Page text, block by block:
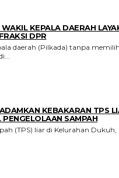
KEPALA DAERAH
DPR
daerah (Pilkada) tanpa
KEBAKARAN TPS
SAMPAH
(TPS) liar di Kelurahan Dukuh,